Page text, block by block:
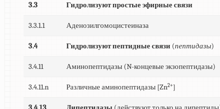
3.3 Гидролизуют простые эфирные связи
3.3.1.1 Аденозилгомоцистеиназа
3.4 Гидролизуют пептидные связи (пептидазы)
3.4.11 Аминопептидазы (N-концевые экзопептидазы)
3.4.11.n Различные аминопептидазы [Zn2+]